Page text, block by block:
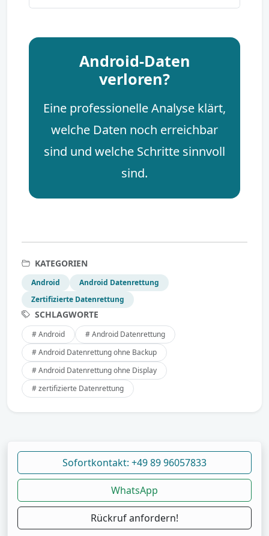
Android-Daten
verloren?
Eine professionelle Analyse klärt,
welche Daten noch erreichbar
sind und welche Schritte sinnvoll
sind.
KATEGORIEN
Android
Android Datenrettung
Zertifizierte Datenrettung
SCHLAGWORTE
# Android
# Android Datenrettung
# Android Datenrettung ohne Backup
# Android Datenrettung ohne Display
# zertifizierte Datenrettung
Sofortkontakt: +49 89 96057833
WhatsApp
Rückruf anfordern!